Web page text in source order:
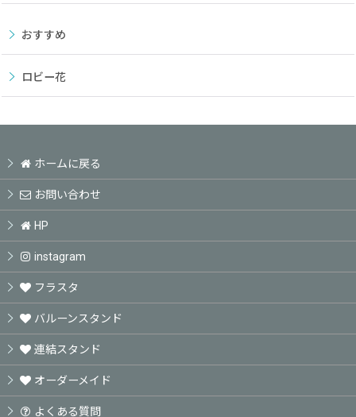
おすすめ
ロビー花
ホームに戻る
お問い合わせ
HP
instagram
フラスタ
バルーンスタンド
連結スタンド
オーダーメイド
よくある質問